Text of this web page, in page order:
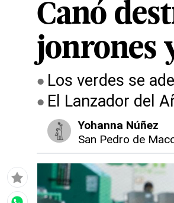
Canó
jonrones
Los verdes se
El Lanzador del
Yohanna Núñez
San Pedro de